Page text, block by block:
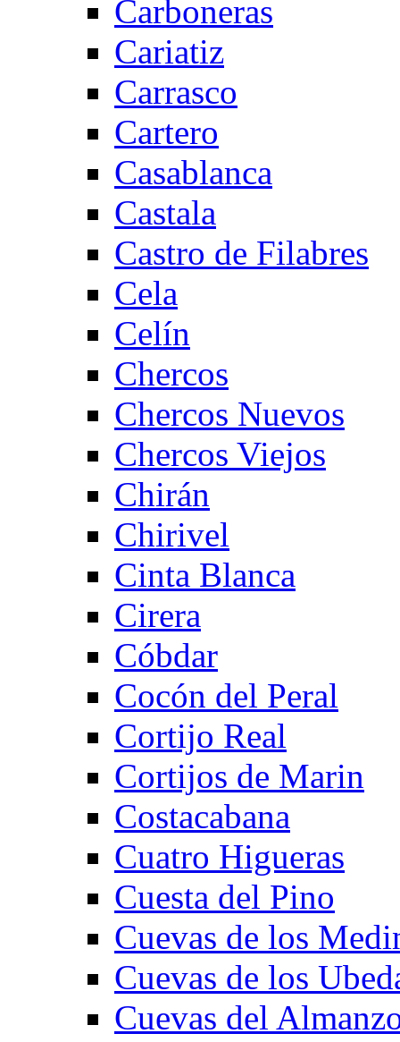
Carboneras
Cariatiz
Carrasco
Cartero
Casablanca
Castala
Castro de Filabres
Cela
Celín
Chercos
Chercos Nuevos
Chercos Viejos
Chirán
Chirivel
Cinta Blanca
Cirera
Cóbdar
Cocón del Peral
Cortijo Real
Cortijos de Marin
Costacabana
Cuatro Higueras
Cuesta del Pino
Cuevas de los
Cuevas de los
Cuevas del